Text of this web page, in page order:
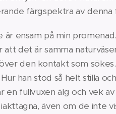
färgspektra av
är ensam på min
att det är samma
den kontakt som
han stod så helt stilla
fullvuxen älg och vek
även om de inte